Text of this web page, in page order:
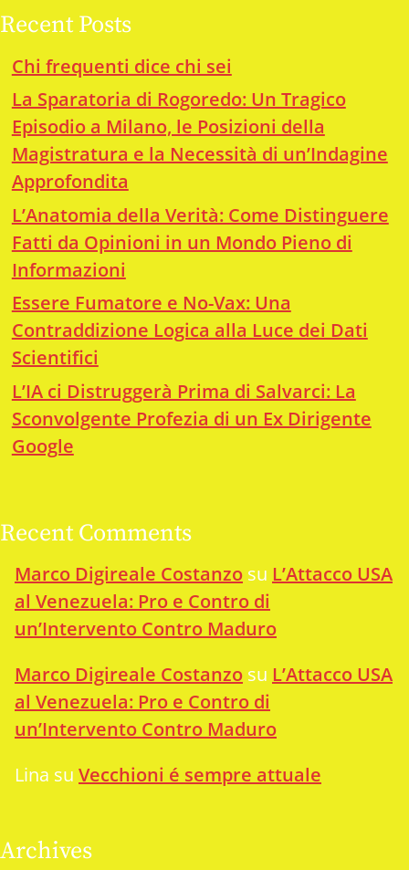
Recent Posts
Chi frequenti dice chi sei
La Sparatoria di Rogoredo: Un Tragico
Episodio a Milano, le Posizioni della
Magistratura e la Necessità di un’Indagine
Approfondita
L’Anatomia della Verità: Come Distinguere
Fatti da Opinioni in un Mondo Pieno di
Informazioni
Essere Fumatore e No-Vax: Una
Contraddizione Logica alla Luce dei Dati
Scientifici
L’IA ci Distruggerà Prima di Salvarci: La
Sconvolgente Profezia di un Ex Dirigente
Google
Recent Comments
Marco Digireale Costanzo su L’Attacco USA
al Venezuela: Pro e Contro di
un’Intervento Contro Maduro
Marco Digireale Costanzo su L’Attacco USA
al Venezuela: Pro e Contro di
un’Intervento Contro Maduro
Lina su Vecchioni é sempre attuale
Archives